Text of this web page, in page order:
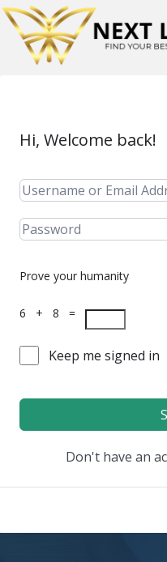
Hi, Welcome back!
Prove your humanity
6 + 8 =
Keep me signed in
Don't have an